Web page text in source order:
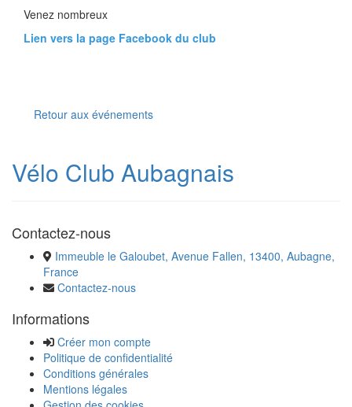
Venez nombreux
Lien vers la page Facebook du club
Retour aux événements
Vélo Club Aubagnais
Contactez-nous
Immeuble le Galoubet, Avenue Fallen, 13400, Aubagne,
France
Contactez-nous
Informations
Créer mon compte
Politique de confidentialité
Conditions générales
Mentions légales